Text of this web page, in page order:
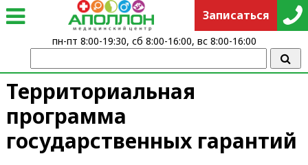
Территориальная
программа
государственных гарантий
Записаться
пн-пт 8:00-19:30, сб 8:00-16:00, вс 8:00-16:00